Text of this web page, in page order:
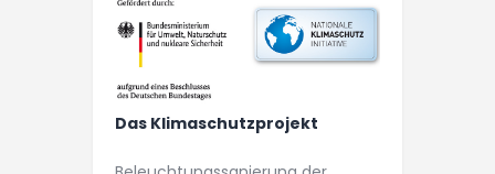
Das Klimaschutzprojekt